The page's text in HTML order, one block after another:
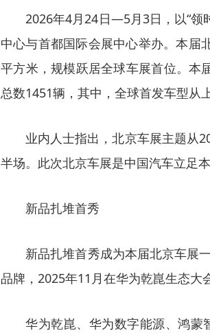
2026年4月24日—5月3日，以“领
中心与首都国际会展中心举办。本届
平方米，规模跃居全球车展首位。本
总数1451辆，其中，全球首发车型从
业内人士指出，北京车展主题从
半场。此次北京车展是中国汽车立足
新品扎堆首秀
新品扎堆首秀成为本届北京车展
品牌，2025年11月在华为乾崑生态大
华为乾崑、华为数字能源、鸿蒙